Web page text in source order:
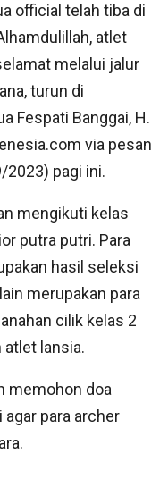
official telah tiba di
atlet
melalui jalur
turun di
Fespati Banggai, H.
via pesan
2023) pagi ini.
mengikuti kelas
putra putri. Para
hasil seleksi
merupakan para
cilik kelas 2
atlet lansia.
memohon doa
agar para archer